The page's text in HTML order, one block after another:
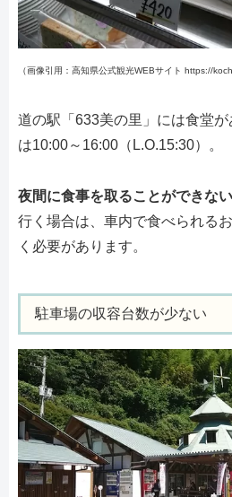
（画像引用：高知県公式観光WEBサイト https://
道の駅「633美の里」には食堂
は10:00～16:00（L.O.15:30）。
夜間に食事を取ることができない
行く場合は、車内で食べられる
く必要があります。
駐車場の収容台数が少ない